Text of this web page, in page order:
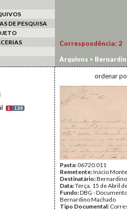
DE PESQUISA
1 139
Correspondência: 2
Arquivos >
ordenar
Pasta:06720.011
Remetente:Inácio
Destinatário:
Data:Terça, 15 de Abril
Fundo:DBG -
Bernardino Machado
Tipo Documental: